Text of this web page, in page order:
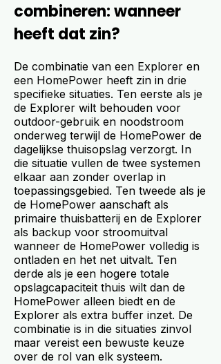
combineren: wanneer
heeft dat zin?
De combinatie van een Explorer en
een HomePower heeft zin in drie
specifieke situaties. Ten eerste als je
de Explorer wilt behouden voor
outdoor-gebruik en noodstroom
onderweg terwijl de HomePower de
dagelijkse thuisopslag verzorgt. In
die situatie vullen de twee systemen
elkaar aan zonder overlap in
toepassingsgebied. Ten tweede als je
de HomePower aanschaft als
primaire thuisbatterij en de Explorer
als backup voor stroomuitval
wanneer de HomePower volledig is
ontladen en het net uitvalt. Ten
derde als je een hogere totale
opslagcapaciteit thuis wilt dan de
HomePower alleen biedt en de
Explorer als extra buffer inzet. De
combinatie is in die situaties zinvol
maar vereist een bewuste keuze
over de rol van elk systeem.